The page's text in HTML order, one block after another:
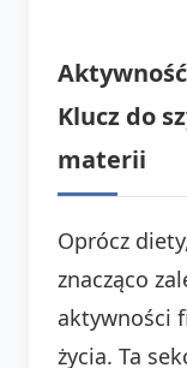
Klucz do
materii
Oprócz
znacząco
aktywności
życia. Ta